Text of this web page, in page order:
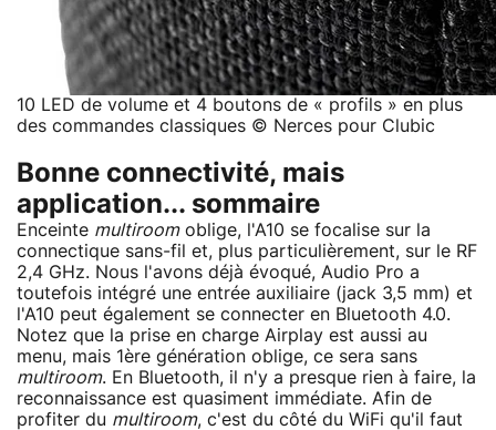
10 LED de volume et 4 boutons de « profils » en plus
des commandes classiques © Nerces pour Clubic
Bonne connectivité, mais
application... sommaire
Enceinte multiroomoblige, l'A10 se focalise sur la
connectique sans-fil et, plus particulièrement, sur le RF
2,4 GHz. Nous l'avons déjà évoqué, Audio Pro a
toutefois intégré une entrée auxiliaire (jack 3,5 mm) et
l'A10 peut également se connecter en Bluetooth 4.0.
Notez que la prise en charge Airplay est aussi au
menu, mais 1ère génération oblige, ce sera sans
multiroom. En Bluetooth, il n'y a presque rien à faire, la
reconnaissance est quasiment immédiate. Afin de
profiter du multiroom, c'est du côté du WiFi qu'il faut